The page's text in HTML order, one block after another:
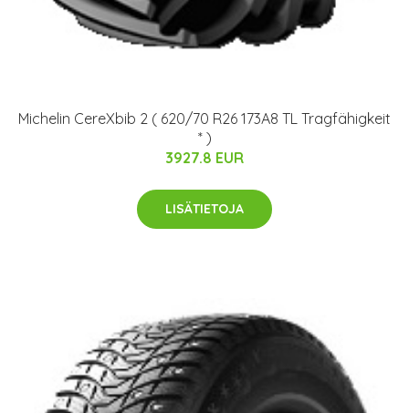
Michelin CereXbib 2 ( 620/70 R26 173A8 TL Tragfähigkeit
* )
3927.8 EUR
LISÄTIETOJA